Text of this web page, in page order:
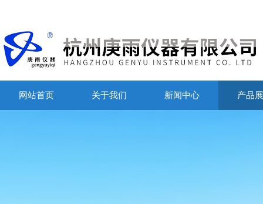
网站首页 关于我们 新闻中心 产品